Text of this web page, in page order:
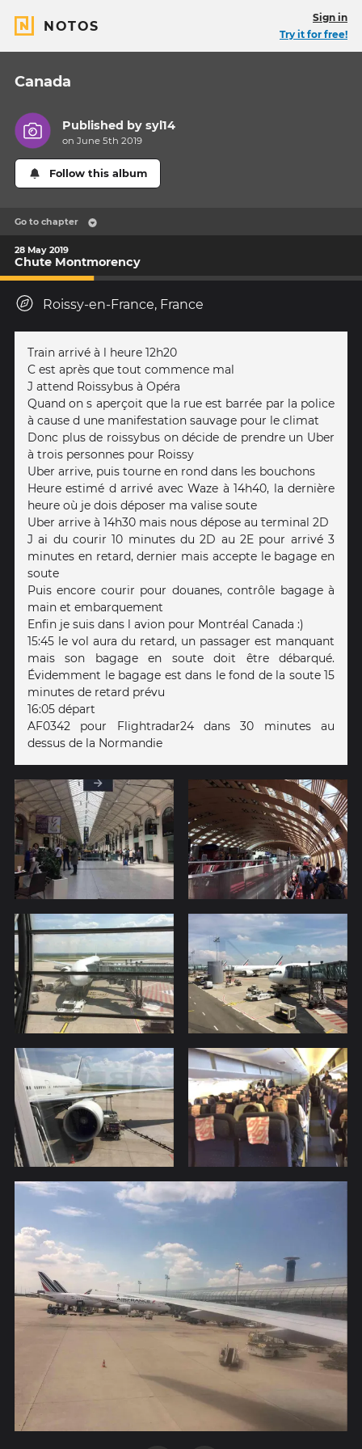
NOTOS
Sign in
Try it for free!
Canada
Published bysyl14
on June 5th 2019
Follow this album
Go to chapter
28 May 2019
Chute Montmorency
Roissy-en-France, France
Train arrivé à l heure 12h20
C est après que tout commence mal
J attend Roissybus à Opéra
Quand on s aperçoit que la rue est barrée par la police
à cause d une manifestation sauvage pour le climat
Donc plus de roissybus on décide de prendre un Uber
à trois personnes pour Roissy
Uber arrive, puis tourne en rond dans les bouchons
Heure estimé d arrivé avec Waze à 14h40, la dernière
heure où je dois déposer ma valise soute
Uber arrive à 14h30 mais nous dépose au terminal 2D
J ai du courir 10 minutes du 2D au 2E pour arrivé 3
minutes en retard, dernier mais accepte le bagage en
soute
Puis encore courir pour douanes, contrôle bagage à
main et embarquement
Enfin je suis dans l avion pour Montréal Canada :)
15:45 le vol aura du retard, un passager est manquant
mais son bagage en soute doit être débarqué.
Évidemment le bagage est dans le fond de la soute 15
minutes de retard prévu
16:05 départ
AF0342 pour Flightradar24 dans 30 minutes au
dessus de la Normandie